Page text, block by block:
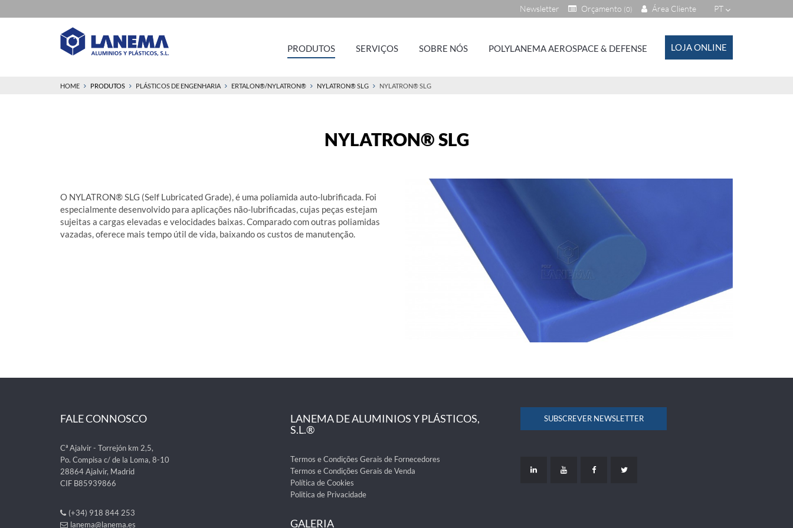
PT
Área Cliente
Orçamento (0)
Newsletter
PRODUTOS SERVIÇOS SOBRE NÓS POLYLANEMA AEROSPACE & DEFENSE LOJA ONLINE
HOME PRODUTOS PLÁSTICOS DE ENGENHARIA ERTALON®/NYLATRON® NYLATRON® SLG NYLATRON® SLG
NYLATRON® SLG
O NYLATRON® SLG (Self Lubricated Grade), é uma poliamida auto-lubrificada. Foi
especialmente desenvolvido para aplicações não-lubrificadas, cujas peças estejam
sujeitas a cargas elevadas e velocidades baixas. Comparado com outras poliamidas
vazadas, oferece mais tempo útil de vida, baixando os custos de manutenção.
FALE CONNOSCO
Cª Ajalvir - Torrejón km 2,5,
Po. Compisa c/ de la Loma, 8-10
28864 Ajalvir, Madrid
CIF B85939866
(+34) 918 844 253
lanema@lanema.es
LANEMA DE ALUMINIOS Y PLÁSTICOS,
S.L.®
Termos e Condições Gerais de Fornecedores
Termos e Condições Gerais de Venda
Política de Cookies
Politica de Privacidade
GALERIA
SUBSCREVER NEWSLETTER